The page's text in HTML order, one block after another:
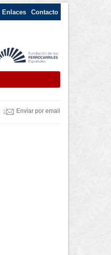
Enlaces Contacto
Enviar por email